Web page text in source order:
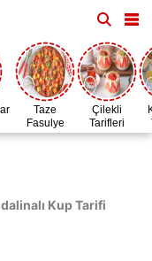
Taze
Fasulye
Zamanı
Çilekli
Tarifleri
Kup Tarifi